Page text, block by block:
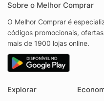
Sobre o Melhor Comprar
O Melhor Comprar é
códigos promocionais,
mais de 1900 lojas online.
Explorar